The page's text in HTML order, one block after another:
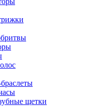
щетки